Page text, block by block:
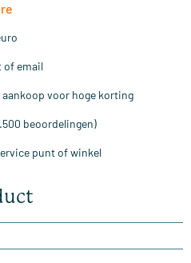
of email
voor hoge korting
beoordelingen)
punt of winkel